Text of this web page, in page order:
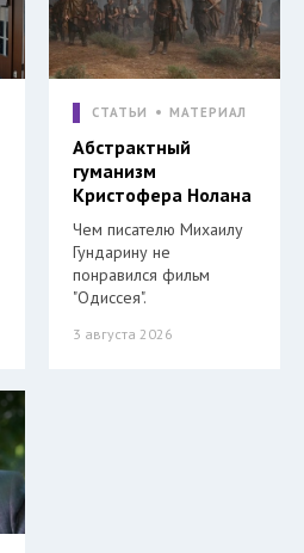
СТАТЬИ МАТЕРИАЛ
Абстрактный
гуманизм
Кристофера Нолана
Чем писателю Михаилу
Гундарину не
понравился фильм
"Одиссея".
3 августа 2026